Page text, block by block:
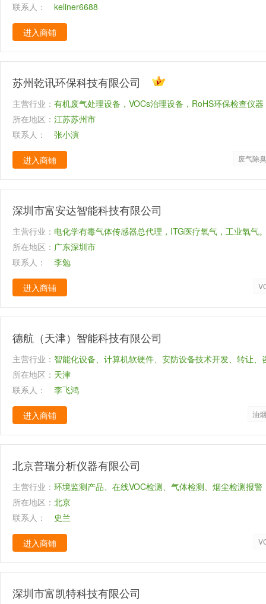
联系人：
keliner6688
进入商铺
苏州乾讯环保科技有限公司
主营行业： 有机废气处理设备，VOCs治理设备，RoHS环保检查仪
在线监测仪器
所在地区： 江苏苏州市
联系人：
张小演
进入商铺 废气除臭
深圳市富安达智能科技有限公司
主营行业： 电化学有毒气体传感器总代理，ITG医疗氧气，工业氧气
TECH监测VOC传感器
所在地区： 广东深圳市
联系人：
李勉
进入商铺
德航（天津）智能科技有限公司
主营行业： 智能化设备、计算机软硬件、安防设备技术开发、转让、
一体化设备技术开发，自动化设备、通讯设备、安防设备
兼零售，网络系统工程施工，计算机图文设计、制作，商
息系统集成服务，环境保护监测，消防工程施工，工程勘
护专用设备、环境监测专用仪器仪表组装、销售、安装、
所在地区： 天津
联系人：
李飞鸿
进入商铺 油
北京普瑞分析仪器有限公司
主营行业： 环境监测产品、在线VOC检测、气体检测、烟尘检测报警
检测报警
所在地区： 北京
联系人：
史兰
进入商铺
深圳市富凯特科技有限公司